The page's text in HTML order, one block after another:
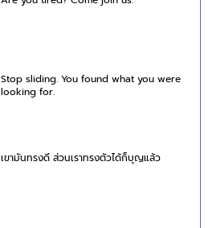
Stop sliding. You found what you were
looking for.
เขามันทรงดี ส่วนเราทรงตัวได้ก็บุญแล้ว